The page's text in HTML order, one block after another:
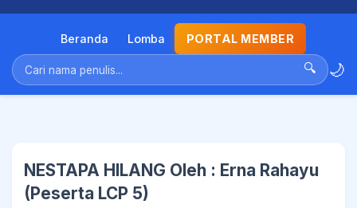
Beranda Lomba PORTAL MEMBER
🔍 🌙
NESTAPA HILANG Oleh : Erna Rahayu
(Peserta LCP 5)